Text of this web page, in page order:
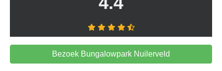
Bezoek Bungalowpark Nuilerveld